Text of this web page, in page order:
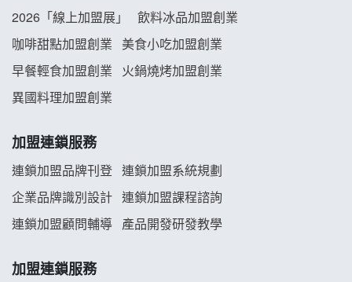
阿性情趣無人販售所加盟明會
舒油頭加盟說明會
韓金量加盟說明會
義氣豐發雞加盟說明會
Mr.Wish加盟說明會
2026「線上加盟展」
飲料冰品加盟創業
咖啡甜點加盟創業
美食小吃加盟創業
早餐輕食加盟創業
火鍋燒烤加盟創業
異國料理加盟創業
加盟連鎖服務
連鎖加盟品牌刊登 連鎖加盟系統規劃
企業品牌識別設計 連鎖加盟課程諮詢
連鎖加盟顧問輔導 產品開發研發教學
加盟連鎖服務